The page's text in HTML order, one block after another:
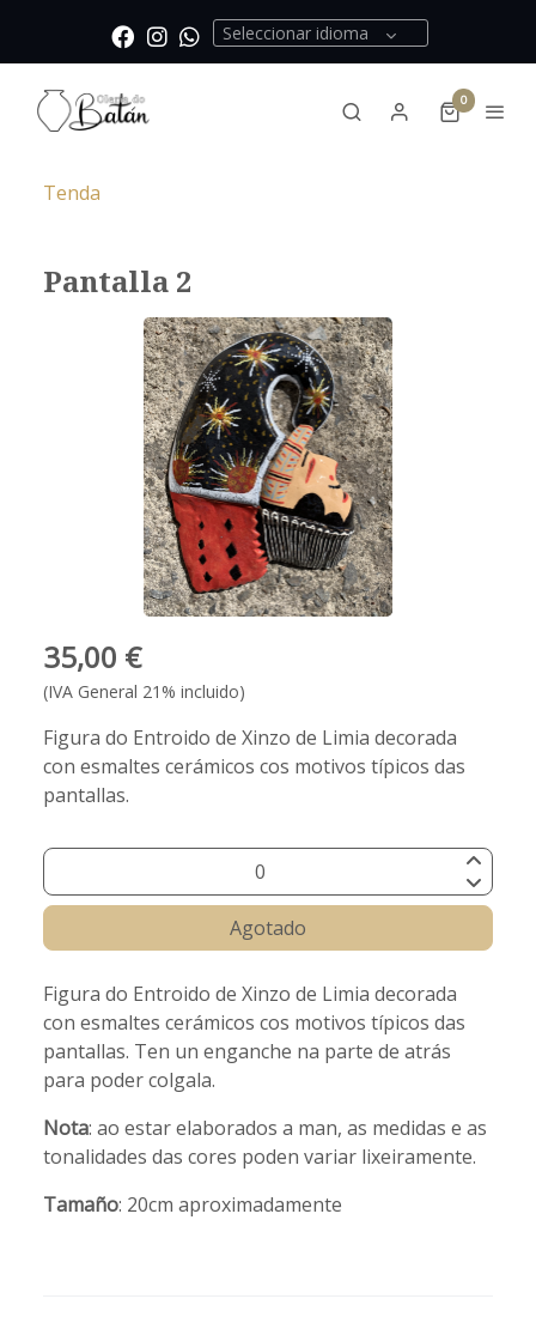
Seleccionar idioma
0
Tenda
Pantalla 2
35,00 €
(IVA General 21% incluido)
Figura do Entroido de Xinzo de Limia decorada
con esmaltes cerámicos cos motivos típicos das
pantallas.
Agotado
Figura do Entroido de Xinzo de Limia decorada
con esmaltes cerámicos cos motivos típicos das
pantallas. Ten un enganche na parte de atrás
para poder colgala.
Nota: ao estar elaborados a man, as medidas e as
tonalidades das cores poden variar lixeiramente.
Tamaño: 20cm aproximadamente